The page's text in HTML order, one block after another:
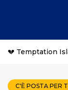
💔 Temptation
C'È POSTA PER